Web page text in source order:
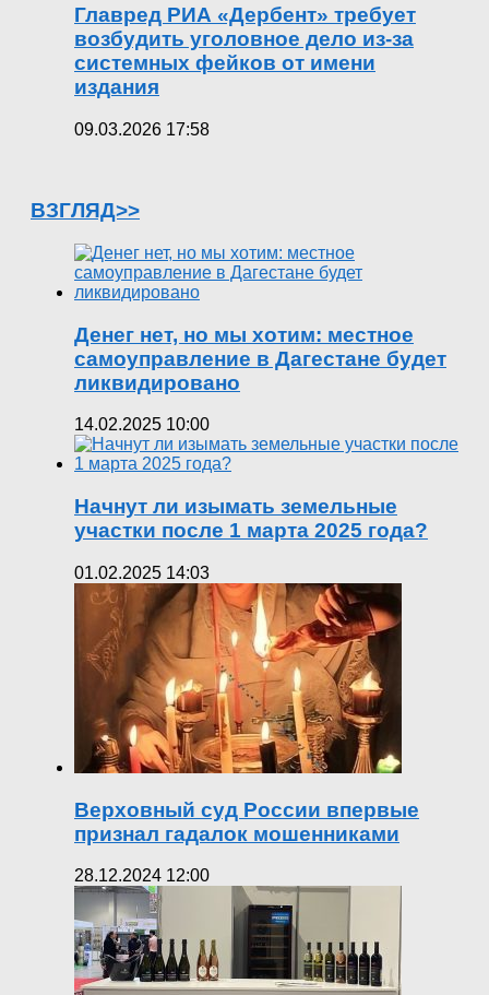
Главред РИА «Дербент» требует
возбудить уголовное дело из-за
системных фейков от имени
издания
09.03.2026 17:58
ВЗГЛЯД>>
Денег нет, но мы хотим: местное
самоуправление в Дагестане будет
ликвидировано
14.02.2025 10:00
Начнут ли изымать земельные
участки после 1 марта 2025 года?
01.02.2025 14:03
Верховный суд России впервые
признал гадалок мошенниками
28.12.2024 12:00